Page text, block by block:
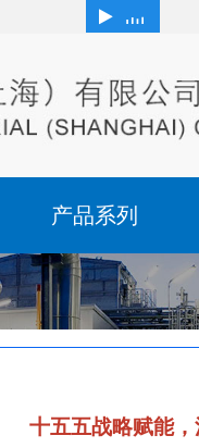
产品系列
十五五战略赋能